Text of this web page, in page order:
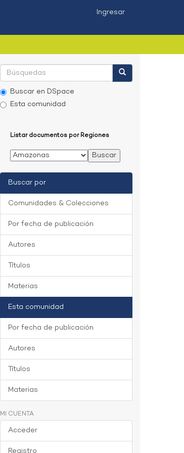
Ingresar
Buscar en DSpace
Esta comunidad
Listar documentos por Regiones
Buscar por
Comunidades & Colecciones
Por fecha de publicación
Autores
Títulos
Materias
Esta comunidad
Por fecha de publicación
Autores
Títulos
Materias
MI CUENTA
Acceder